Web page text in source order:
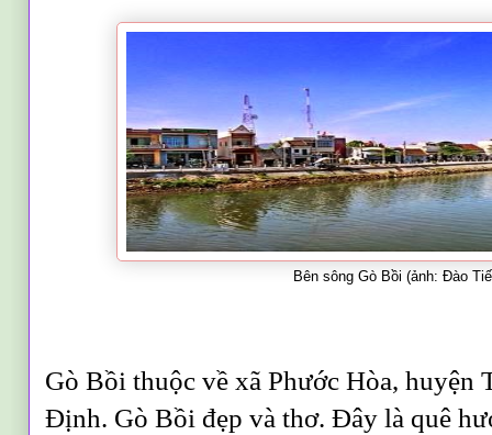
Bên sông Gò Bồi (ảnh: Đào
Gò Bồi thuộc về xã Phước Hòa, huyện
Định. Gò Bồi đẹp và thơ. Đây là quê